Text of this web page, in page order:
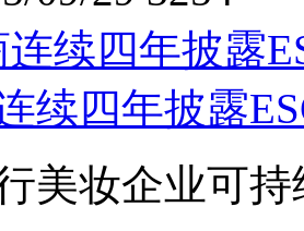
续四年披露
美妆企业可